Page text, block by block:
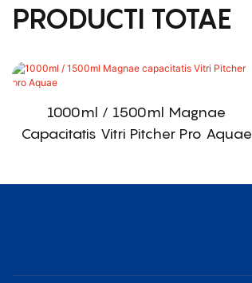
PRODUCTI TOTAE
1000ml / 1500ml Magnae
Capacitatis Vitri Pitcher Pro Aquae